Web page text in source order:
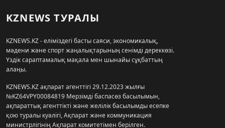
KZNEWS ТУРАЛЫ
KZNEWS.KZ - еліміздегі басты саяси, экономикалық,
мәдени және спорт жаңалықтарының сенімді дереккөзі.
Үздік сараптамалық мақала мен шынайы сұқбаттың
алаңы.
KZNEWS.KZ ақпарат агенттігі 29.12.2023 жылғы
№KZ64VPY00084819 Мерзімді баспасөз басылымын,
ақпараттық агенттікті және желілік басылымды есепке
қою туралы куәлігі, Ақпарат және коммуникация
министрлігінің Ақпарат комитетімен берілген.